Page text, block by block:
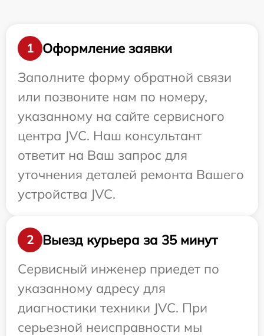
1
Оформление заявки
Заполните форму обратной связи
или позвоните нам по номеру,
указанному на сайте сервисного
центра JVC. Наш консультант
ответит на Ваш запрос для
уточнения деталей ремонта Вашего
устройства JVC.
2
Выезд курьера за 35 минут
Сервисный инженер приедет по
указанному адресу для
диагностики техники JVC. При
серьезной неисправности мы